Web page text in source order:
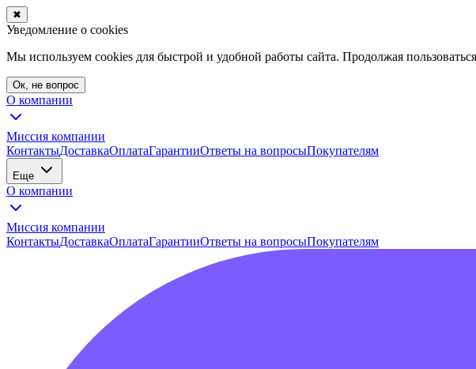
✖
Уведомление о cookies
Мы используем cookies для быстрой и удобной работы сайта. Продолжая
Ок, не вопрос
О компании
Миссия компании
КонтактыДоставкаОплатаГарантииОтветы на вопросыПокупателям
Еще
О компании
Миссия компании
КонтактыДоставкаОплатаГарантииОтветы на вопросыПокупателям